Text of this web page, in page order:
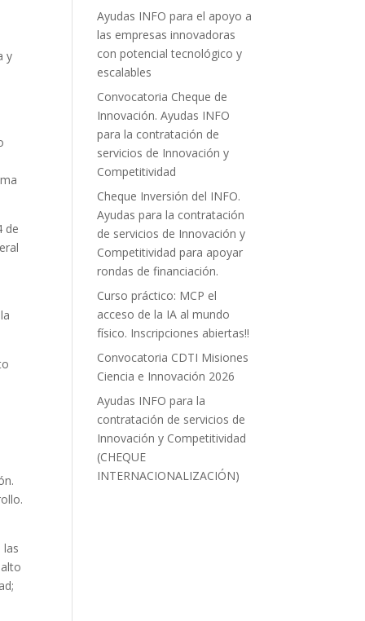
y
de
las
Ayudas INFO para el apoyo a
las empresas innovadoras
con potencial tecnológico y
escalables
Convocatoria Cheque de
Innovación. Ayudas INFO
para la contratación de
servicios de Innovación y
Competitividad
Cheque Inversión del INFO.
Ayudas para la contratación
de servicios de Innovación y
Competitividad para apoyar
rondas de financiación.
Curso práctico: MCP el
acceso de la IA al mundo
físico. Inscripciones abiertas!!
Convocatoria CDTI Misiones
Ciencia e Innovación 2026
Ayudas INFO para la
contratación de servicios de
Innovación y Competitividad
(CHEQUE
INTERNACIONALIZACIÓN)